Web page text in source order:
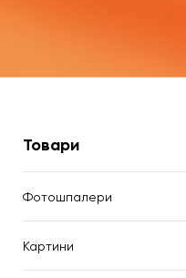
Товари
Фотошпалери
Картини